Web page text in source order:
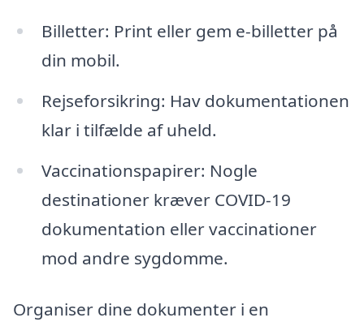
Billetter: Print eller gem e-billetter på
din mobil.
Rejseforsikring: Hav dokumentationen
klar i tilfælde af uheld.
Vaccinationspapirer: Nogle
destinationer kræver COVID-19
dokumentation eller vaccinationer
mod andre sygdomme.
Organiser dine dokumenter i en